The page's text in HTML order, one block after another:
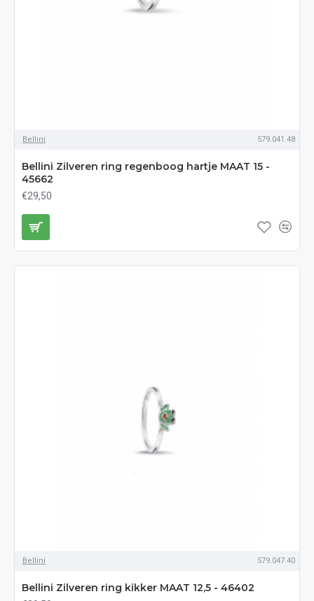
Bellini 579.041.48
Bellini Zilveren ring regenboog hartje MAAT 15 -
45662
€29,50
Bellini 579.047.40
Bellini Zilveren ring kikker MAAT 12,5 - 46402